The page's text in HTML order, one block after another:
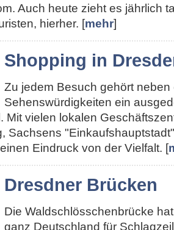
Auch heute zieht es jährlich
hierher. [mehr]
Shopping in
Zu jedem Besuch gehört neben
Sehenswürdigkeiten ein
Mit vielen lokalen
Sachsens
Eindruck von der Vielfalt. [
Dresdner Brücken
Die Waldschlösschenbrücke
ganz Deutschland für